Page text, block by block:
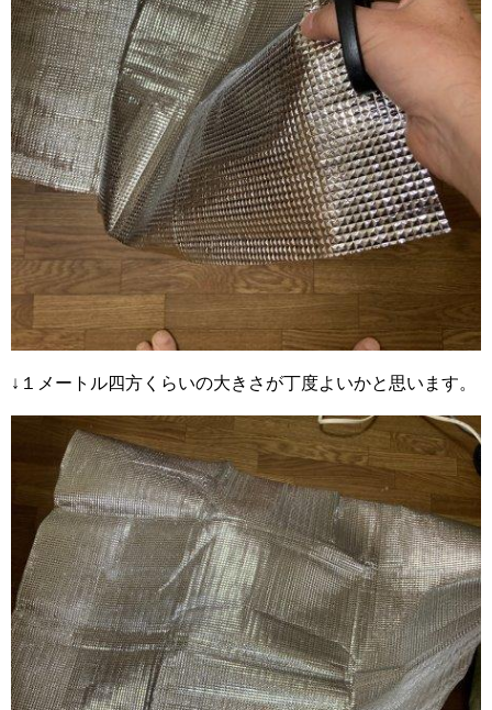
↓１メートル四方くらいの大きさが丁度よいかと思います。